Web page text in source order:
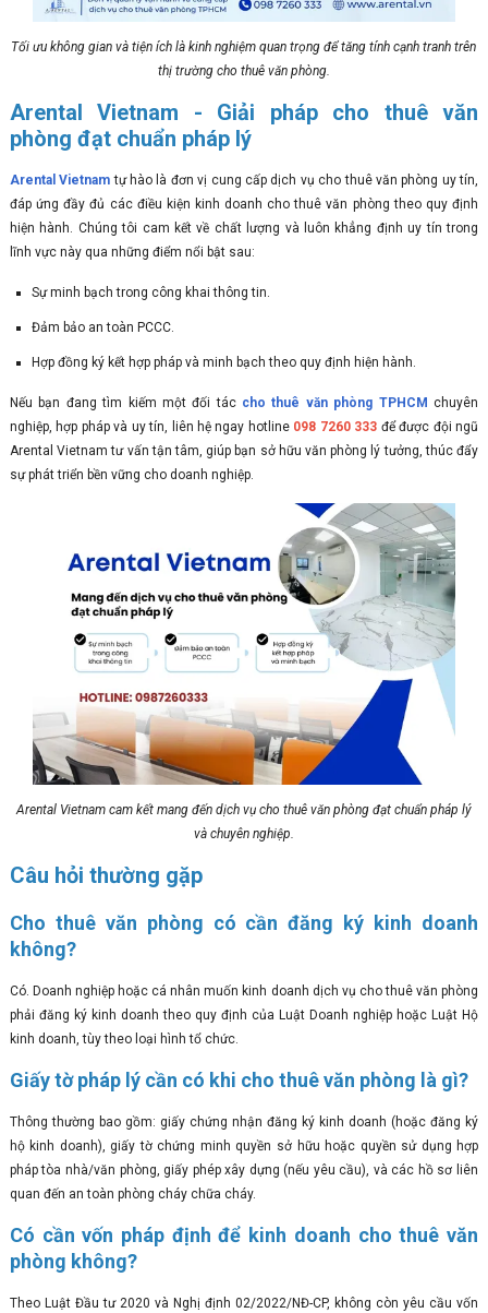
Tối ưu không gian và tiện ích là kinh nghiệm quan trọng để tăng tính cạnh tranh trên
thị trường cho thuê văn phòng.
Arental Vietnam - Giải pháp cho thuê văn
phòng đạt chuẩn pháp lý
Arental Vietnam tự hào là đơn vị cung cấp dịch vụ cho thuê văn phòng uy tín,
đáp ứng đầy đủ các điều kiện kinh doanh cho thuê văn phòng theo quy định
hiện hành. Chúng tôi cam kết về chất lượng và luôn khẳng định uy tín trong
lĩnh vực này qua những điểm nổi bật sau:
Sự minh bạch trong công khai thông tin.
Đảm bảo an toàn PCCC.
Hợp đồng ký kết hợp pháp và minh bạch theo quy định hiện hành.
Nếu bạn đang tìm kiếm một đối tác cho thuê văn phòng TPHCM chuyên
nghiệp, hợp pháp và uy tín, liên hệ ngay hotline 098 7260 333 để được đội ngũ
Arental Vietnam tư vấn tận tâm, giúp bạn sở hữu văn phòng lý tưởng, thúc đẩy
sự phát triển bền vững cho doanh nghiệp.
Arental Vietnam cam kết mang đến dịch vụ cho thuê văn phòng đạt chuẩn pháp lý
và chuyên nghiệp.
Câu hỏi thường gặp
Cho thuê văn phòng có cần đăng ký kinh doanh
không?
Có. Doanh nghiệp hoặc cá nhân muốn kinh doanh dịch vụ cho thuê văn phòng
phải đăng ký kinh doanh theo quy định của Luật Doanh nghiệp hoặc Luật Hộ
kinh doanh, tùy theo loại hình tổ chức.
Giấy tờ pháp lý cần có khi cho thuê văn phòng là gì?
Thông thường bao gồm: giấy chứng nhận đăng ký kinh doanh (hoặc đăng ký
hộ kinh doanh), giấy tờ chứng minh quyền sở hữu hoặc quyền sử dụng hợp
pháp tòa nhà/văn phòng, giấy phép xây dựng (nếu yêu cầu), và các hồ sơ liên
quan đến an toàn phòng cháy chữa cháy.
Có cần vốn pháp định để kinh doanh cho thuê văn
phòng không?
Theo Luật Đầu tư 2020 và Nghị định 02/2022/NĐ-CP, không còn yêu cầu vốn